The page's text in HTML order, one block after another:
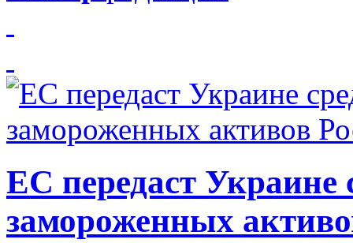
ЕС передаст Украине
замороженных